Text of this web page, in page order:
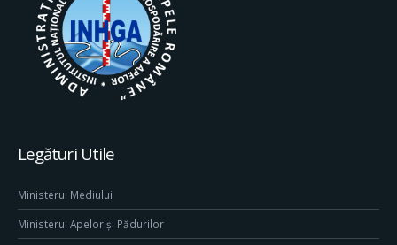
Legături Utile
Ministerul Mediului
Ministerul Apelor și Pădurilor